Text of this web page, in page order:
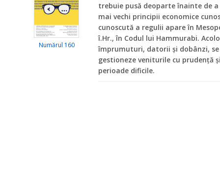
Numărul 160
trebuie pusă deoparte înainte de
mai vechi principii economice
cunoscută a regulii apare în
î.Hr., în Codul lui Hammurabi.
împrumuturi, datorii și dobânzi,
gestioneze veniturile cu prudență
perioade dificile.